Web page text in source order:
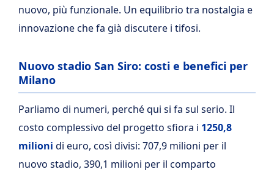
nuovo, più funzionale. Un equilibrio tra nostalgia e
innovazione che fa già discutere i tifosi.
Nuovo stadio San Siro: costi e benefici per
Milano
Parliamo di numeri, perché qui si fa sul serio. Il
costo complessivo del progetto sfiora i 1250,8
milioni di euro, così divisi: 707,9 milioni per il
nuovo stadio, 390,1 milioni per il comparto